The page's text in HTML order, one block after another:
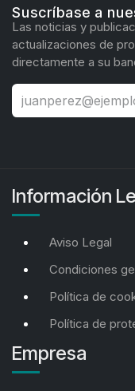
Suscríbase a
Las noticias y
actualizaciones de
directamente a su
Información
Aviso Legal
Condiciones
Política de
Política de
Empresa